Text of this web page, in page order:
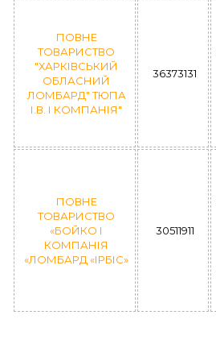
ПОВНЕ
ТОВАРИСТВО
"ХАРКІВСЬКИЙ
ОБЛАСНИЙ
ЛОМБАРД" ТЮПА
І.В. І КОМПАНІЯ"
36373131
ПОВНЕ
ТОВАРИСТВО
«БОЙКО І
КОМПАНІЯ
«ЛОМБАРД «ІРБІС»
30511911